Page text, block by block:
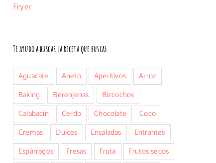
Te ayudo a buscar la receta que buscas
Aguacate Aneto Aperitivos
Arroz
Baking
Berenjenas
Bizcochos
Calabacín
Cerdo Chocolate
Coco
Cremas
Dulces Ensaladas
Entrantes
Espárragos
Fresas Fruta
Frutos secos